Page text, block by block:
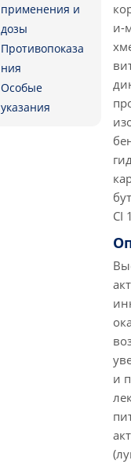
применения и
дозы
Противопоказа
ния
Особые
указания
и-
CI
и